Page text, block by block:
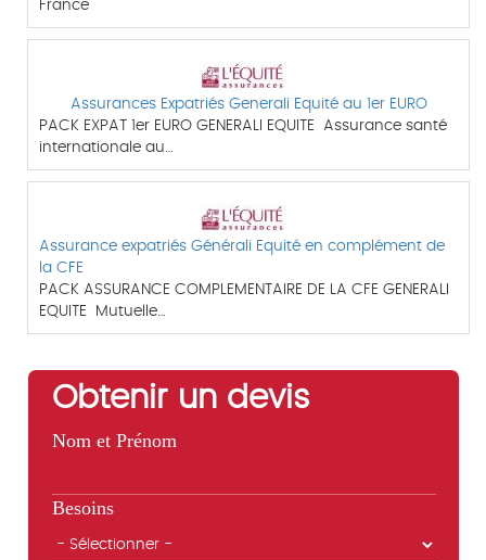
France
Assurances Expatriés Generali Equité au 1er EURO
PACK EXPAT 1er EURO GENERALI EQUITE Assurance santé
internationale au…
Assurance expatriés Générali Equité en complément de
la CFE
PACK ASSURANCE COMPLEMENTAIRE DE LA CFE GENERALI
EQUITE Mutuelle…
Obtenir un devis
Nom et Prénom
Besoins